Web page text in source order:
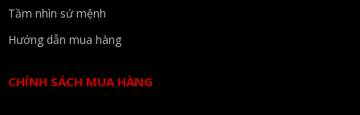
Tầm nhìn sứ mệnh
Hướng dẫn mua hàng
CHÍNH SÁCH MUA HÀNG